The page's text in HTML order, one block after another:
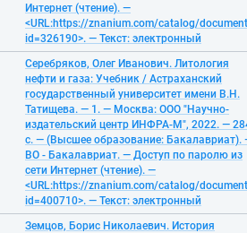
Интернет (чтение). —
<URL:https://znanium.com/catalog/
id=326190>. — Текст: электронный
Серебряков, Олег Иванович. Литология
нефти и газа: Учебник / Астраханский
государственный университет имени В.Н.
Татищева. — 1. — Москва: ООО "Научно-
издательский центр ИНФРА-М", 2022. —
с. — (Высшее образование: Бакалавриат).
ВО - Бакалавриат. — Доступ по паролю из
сети Интернет (чтение). —
<URL:https://znanium.com/catalog/
id=400710>. — Текст: электронный
Земцов, Борис Николаевич. История